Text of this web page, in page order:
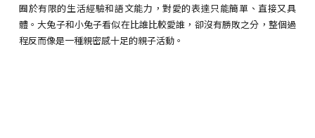
囿於有限的生活經驗和語文能力，對愛的表達只能簡單、直接又具
體。大兔子和小兔子看似在比誰比較愛誰，卻沒有勝敗之分，整個過
程反而像是一種親密感十足的親子活動。